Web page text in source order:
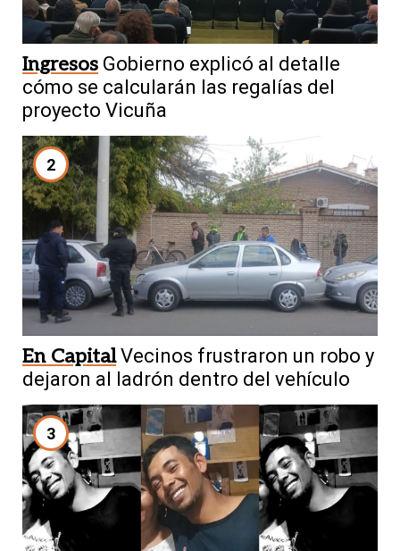
Ingresos Gobierno explicó al detalle
cómo se calcularán las regalías del
proyecto Vicuña
2
En Capital Vecinos frustraron un robo y
dejaron al ladrón dentro del vehículo
3